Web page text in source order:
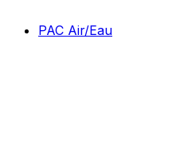
PAC Air/Eau